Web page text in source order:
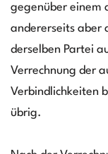
gegenüber einem
andererseits aber
derselben Partei
Verrechnung der
Verbindlichkeiten
übrig.